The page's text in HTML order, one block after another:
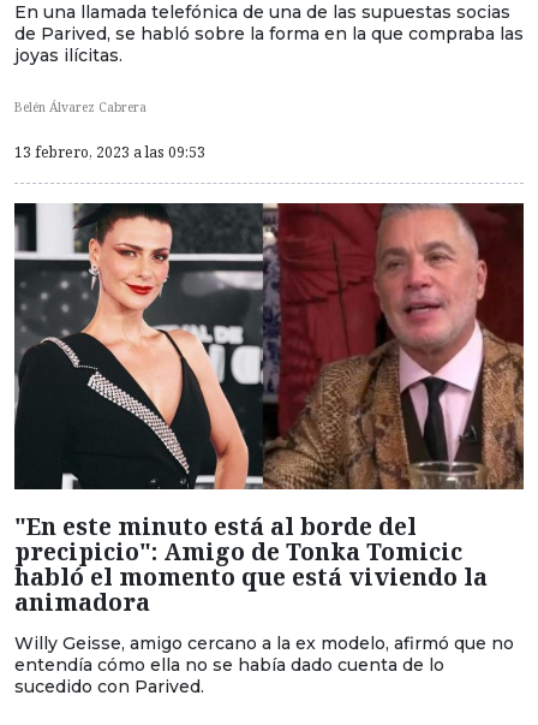
En una llamada telefónica de una de las supuestas socias
de Parived, se habló sobre la forma en la que compraba las
joyas ilícitas.
Belén Álvarez Cabrera
13 febrero, 2023 a las 09:53
"En este minuto está al borde del
precipicio": Amigo de Tonka Tomicic
habló el momento que está viviendo la
animadora
Willy Geisse, amigo cercano a la ex modelo, afirmó que no
entendía cómo ella no se había dado cuenta de lo
sucedido con Parived.